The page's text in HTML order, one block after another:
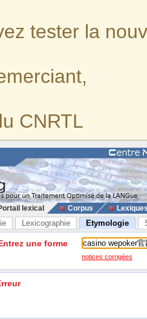
tester la
CNRTL
lexical Corpus
Lexicographie Etymologie
une forme
notices corrigées